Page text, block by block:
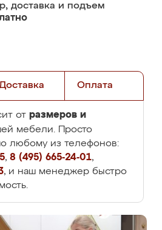
доставка и подъем
Оплата
от размеров и
мебели. Просто
любому из телефонов:
, 8 (495) 665-24-01,
, и наш менеджер быстро